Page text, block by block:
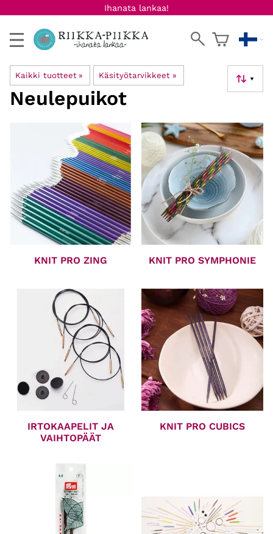
Ihanata lankaa!
Kaikki tuotteet ‪» Käsityötarvikkeet ‪» ▼
Neulepuikot
KNIT PRO ZING KNIT PRO SYMPHONIE
IRTOKAAPELIT JA
VAIHTOPÄÄT
KNIT PRO CUBICS